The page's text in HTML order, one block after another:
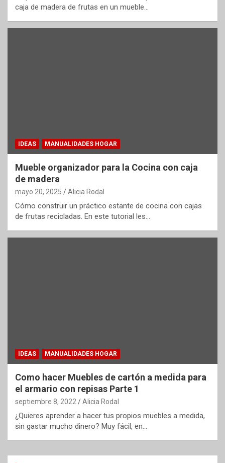
caja de madera de frutas en un mueble…
IDEAS MANUALIDADES HOGAR
Mueble organizador para la Cocina con caja
de madera
mayo 20, 2025 Alicia Rodal
Cómo construir un práctico estante de cocina con cajas
de frutas recicladas. En este tutorial les…
IDEAS MANUALIDADES HOGAR
Como hacer Muebles de cartón a medida para
el armario con repisas Parte 1
septiembre 8, 2022 Alicia Rodal
¿Quieres aprender a hacer tus propios muebles a medida,
sin gastar mucho dinero? Muy fácil, en…